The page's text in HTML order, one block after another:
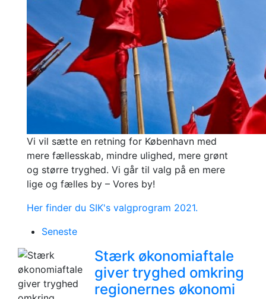
Vi vil sætte en retning for København med
mere fællesskab, mindre ulighed, mere grønt
og større tryghed. Vi går til valg på en mere
lige og fælles by – Vores by!
Her finder du SIK's valgprogram 2021.
Seneste
Stærk økonomiaftale
giver tryghed omkring
regionernes økonomi